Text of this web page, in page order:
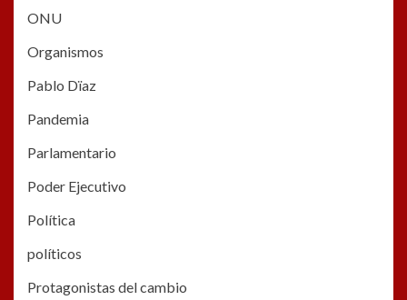
ONU
Organismos
Pablo Dïaz
Pandemia
Parlamentario
Poder Ejecutivo
Política
políticos
Protagonistas del cambio